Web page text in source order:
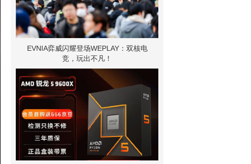
EVNIA弈威闪耀登场WEPLAY：双核电
竞，玩出不凡！